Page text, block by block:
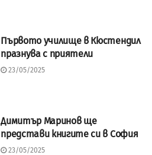
Първото училище в Кюстендил
празнува с приятели
23/05/2025
Димитър Маринов ще
представи книгите си в София
23/05/2025